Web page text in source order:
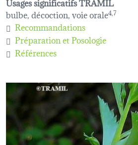
bulbe, décoction, voie orale4,7
Recommandations
Préparation et Posologie
Références